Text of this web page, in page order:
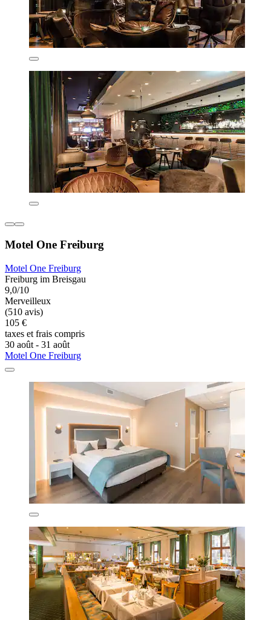
Motel One Freiburg
Motel One Freiburg
Freiburg im Breisgau
9,0/10
Merveilleux
(510 avis)
105 €
taxes et frais compris
30 août - 31 août
Motel One Freiburg